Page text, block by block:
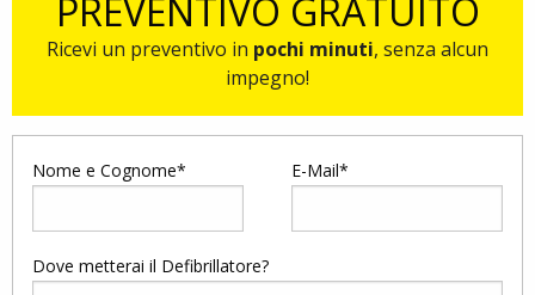
PREVENTIVO GRATUITO
Ricevi un preventivo in pochi minuti, senza alcun
impegno!
Nome e Cognome* E-Mail*
Dove metterai il Defibrillatore?